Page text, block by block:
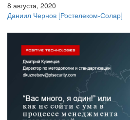
8 августа, 2020
Даниил Чернов [Ростелеком-Солар]